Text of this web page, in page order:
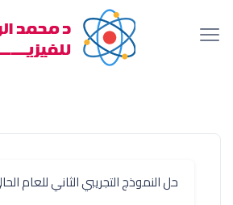
حل النموذج التجريبي الثاني للعام